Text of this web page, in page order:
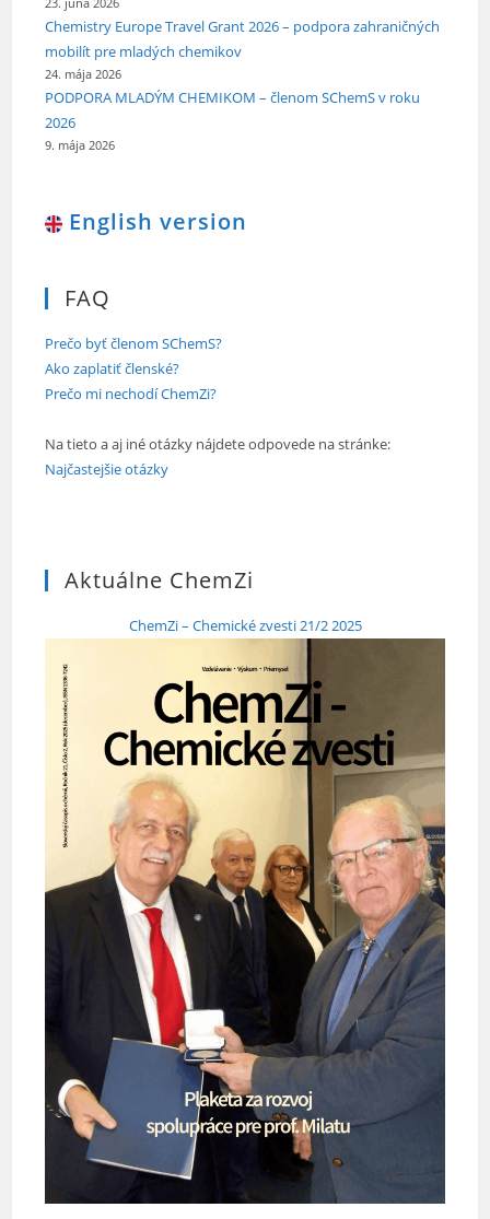
23. júna 2026
Chemistry Europe Travel Grant 2026 – podpora zahraničných
mobilít pre mladých chemikov
24. mája 2026
PODPORA MLADÝM CHEMIKOM – členom SChemS v roku
2026
9. mája 2026
English version
FAQ
Prečo byť členom SChemS?
Ako zaplatiť členské?
Prečo mi nechodí ChemZi?
Na tieto a aj iné otázky nájdete odpovede na stránke:
Najčastejšie otázky
Aktuálne ChemZi
ChemZi – Chemické zvesti 21/2 2025